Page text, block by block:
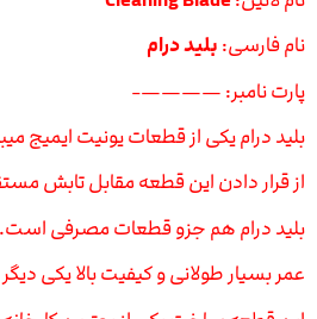
نام فارسی: بلید درام
پارت نامبر: ————-
بلید درام یکی از قطعات یونیت ایمیج
از قرار دادن این قطعه مقابل تابش
بلید درام هم جزو قطعات مصرفی است.
عمر بسیار طولانی و کیفیت بالا یکی